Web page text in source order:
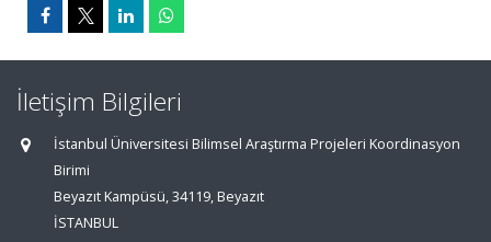
İletişim Bilgileri
İstanbul Üniversitesi Bilimsel Araştırma Projeleri Koordinasyon
Birimi
Beyazıt Kampüsü, 34119, Beyazıt
İSTANBUL